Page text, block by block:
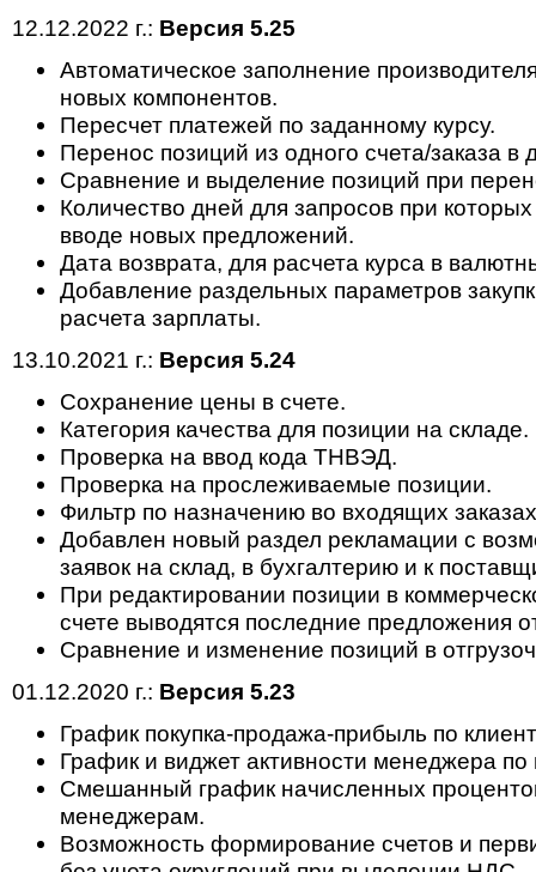
12.12.2022 г.: Версия 5.25
Автоматическое заполнение
новых компонентов.
Пересчет платежей по заданному курсу.
Перенос позиций из одного счета/заказа в
Сравнение и выделение позиций при
Количество дней для запросов при
вводе новых предложений.
Дата возврата, для расчета курса в
Добавление раздельных параметров
расчета зарплаты.
13.10.2021 г.: Версия 5.24
Сохранение цены в счете.
Категория качества для позиции на складе.
Проверка на ввод кода ТНВЭД.
Проверка на прослеживаемые позиции.
Фильтр по назначению во входящих
Добавлен новый раздел рекламации с
заявок на склад, в бухгалтерию и к
При редактировании позиции в
счете выводятся последние предложения
Сравнение и изменение позиций в
01.12.2020 г.: Версия 5.23
График покупка-продажа-прибыль по
График и виджет активности менеджера
Смешанный график начисленных
менеджерам.
Возможность формирование счетов и